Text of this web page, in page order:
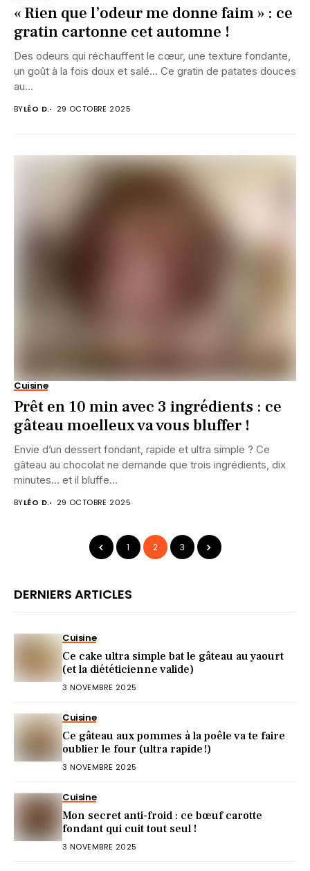
« Rien que l’odeur me donne faim » : ce
gratin cartonne cet automne !
Des odeurs qui réchauffent le cœur, une texture fondante,
un goût à la fois doux et salé… Ce gratin de patates douces
au...
BYLÉO D. 29 OCTOBRE 2025
Cuisine
Prêt en 10 min avec 3 ingrédients : ce
gâteau moelleux va vous bluffer !
Envie d’un dessert fondant, rapide et ultra simple ? Ce
gâteau au chocolat ne demande que trois ingrédients, dix
minutes… et il bluffe...
BYLÉO D. 29 OCTOBRE 2025
1 2 3
DERNIERS ARTICLES
Cuisine
Ce cake ultra simple bat le gâteau au yaourt
(et la diététicienne valide)
3 NOVEMBRE 2025
Cuisine
Ce gâteau aux pommes à la poêle va te faire
oublier le four (ultra rapide !)
3 NOVEMBRE 2025
Cuisine
Mon secret anti-froid : ce bœuf carotte
fondant qui cuit tout seul !
3 NOVEMBRE 2025